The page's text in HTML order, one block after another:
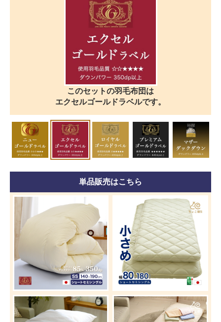
このセットの羽毛布団は
エクセルゴールドラベルです。
単品販売はこちら